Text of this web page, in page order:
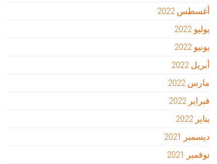
أغسطس 2022
يوليو 2022
يونيو 2022
أبريل 2022
مارس 2022
فبراير 2022
يناير 2022
ديسمبر 2021
نوفمبر 2021